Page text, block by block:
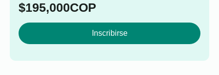
$195,000COP
Inscribirse